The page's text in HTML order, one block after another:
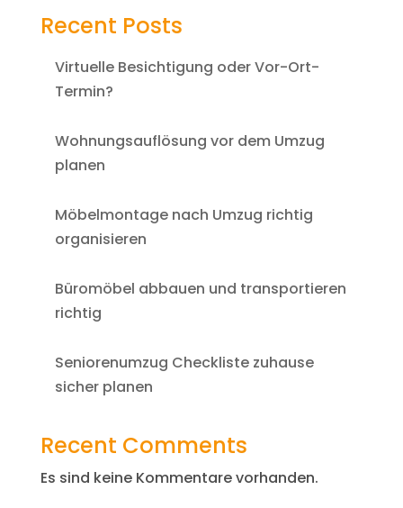
Recent Posts
Virtuelle Besichtigung oder Vor-Ort-
Termin?
Wohnungsauflösung vor dem Umzug
planen
Möbelmontage nach Umzug richtig
organisieren
Büromöbel abbauen und transportieren
richtig
Seniorenumzug Checkliste zuhause
sicher planen
Recent Comments
Es sind keine Kommentare vorhanden.